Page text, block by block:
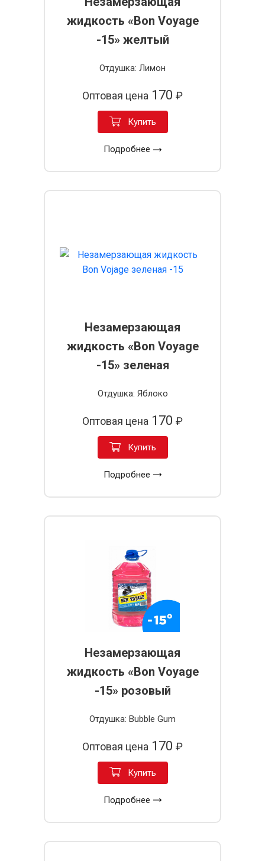
жидкость «Bon Voyage
-15» желтый
Отдушка: Лимон
Оптовая цена 170 ₽
Купить
Подробнее
Незамерзающая
жидкость «Bon Voyage
-15» зеленая
Отдушка: Яблоко
Оптовая цена 170 ₽
Купить
Подробнее
Незамерзающая
жидкость «Bon Voyage
-15» розовый
Отдушка: Bubble Gum
Оптовая цена 170 ₽
Купить
Подробнее